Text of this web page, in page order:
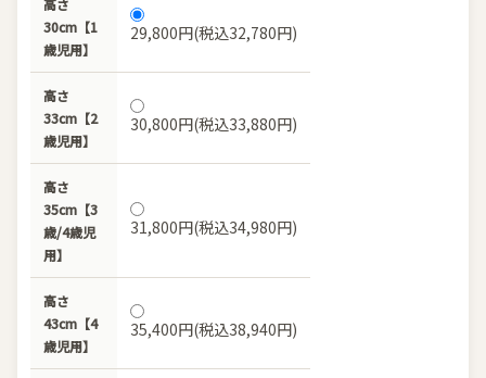
高さ
30cm【1
歳児用】
29,800円(税込32,780円)
高さ
33cm【2
歳児用】
30,800円(税込33,880円)
高さ
35cm【3
歳/4歳児
用】
31,800円(税込34,980円)
高さ
43cm【4
歳児用】
35,400円(税込38,940円)